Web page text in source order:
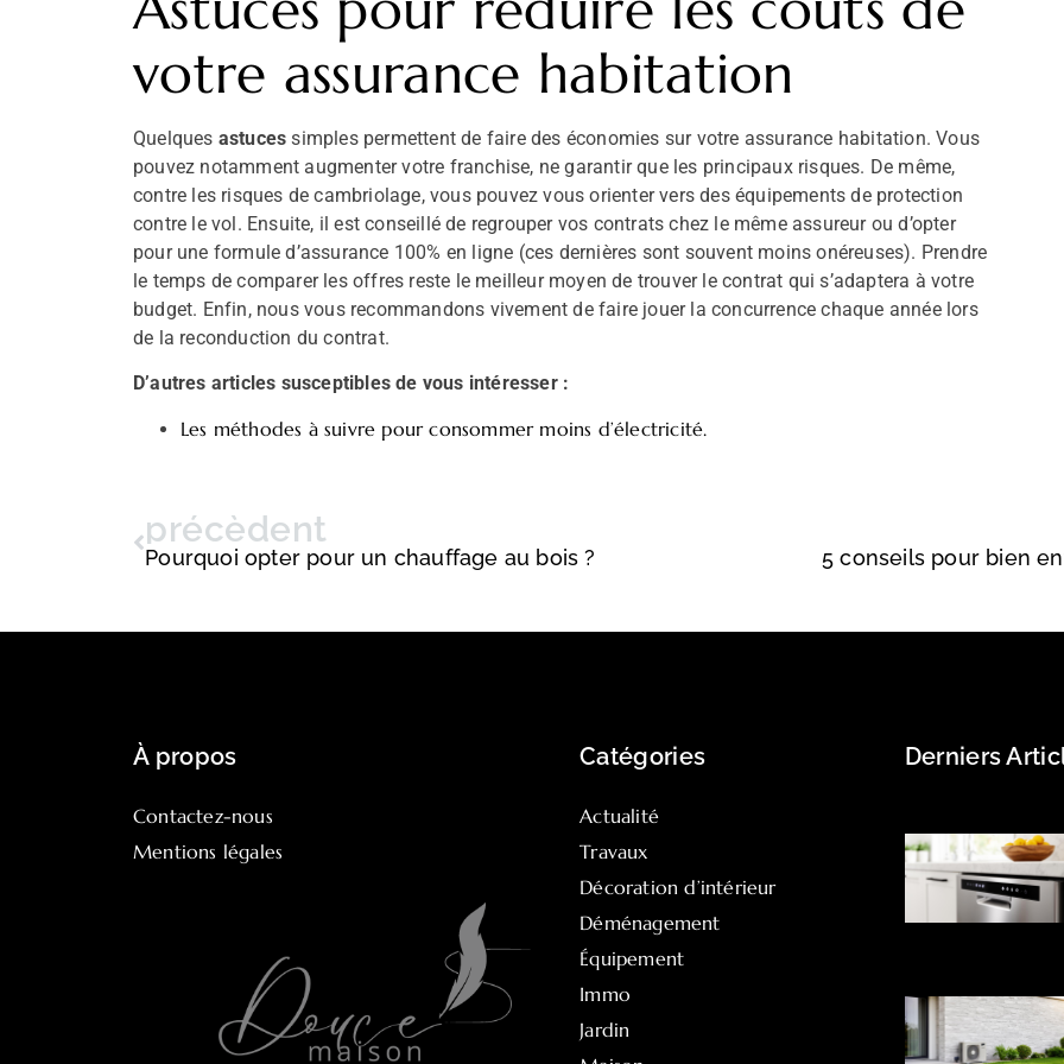
votre assurance habitation
Quelques astuces simples permettent de faire des économies sur votre assurance habitation. Vous
pouvez notamment augmenter votre franchise, ne garantir que les principaux risques. De même,
contre les risques de cambriolage, vous pouvez vous orienter vers des équipements de protection
contre le vol. Ensuite, il est conseillé de regrouper vos contrats chez le même assureur ou d’opter
pour une formule d’assurance 100% en ligne (ces dernières sont souvent moins onéreuses). Prendre
le temps de comparer les offres reste le meilleur moyen de trouver le contrat qui s’adaptera à votre
budget. Enfin, nous vous recommandons vivement de faire jouer la concurrence chaque année lors
de la reconduction du contrat.
D’autres articles susceptibles de vous intéresser :
Les méthodes à suivre pour consommer moins d’électricité.
précèdent
Pourquoi opter pour un chauffage au bois ?
À propos
Contactez-nous
Mentions légales
Catégories
Actualité
Travaux
Décoration d’intérieur
Déménagement
Équipement
Immo
Jardin
Derniers